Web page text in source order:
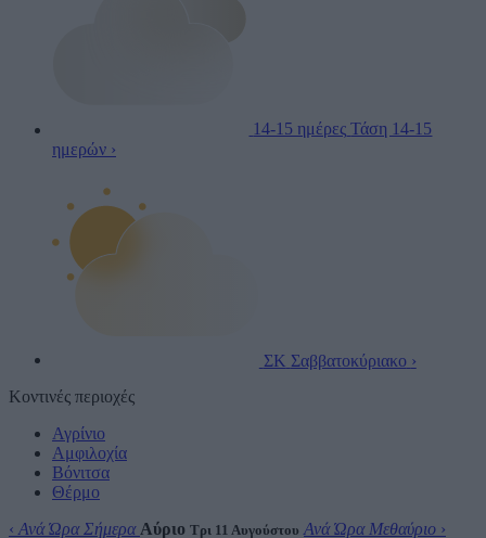
14-15 ημέρες Τάση 14-15
ημερών ›
ΣΚ Σαββατοκύριακο ›
Κοντινές περιοχές
Αγρίνιο
Αμφιλοχία
Βόνιτσα
Θέρμο
‹ Ανά Ώρα Σήμερα Αύριο Τρι 11 Αυγούστου Ανά Ώρα Μεθαύριο ›